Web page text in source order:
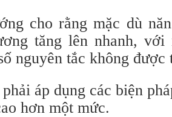
cho rằng mặc dù
tăng lên nhanh,
nguyên tắc không được
áp dụng các biện
hơn một mức.